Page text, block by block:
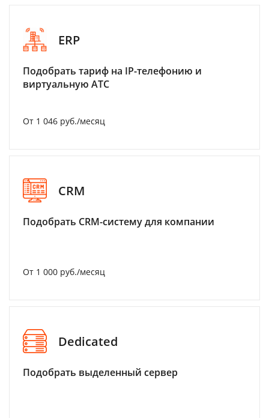
ERP
Подобрать тариф на IP-телефонию и
виртуальную АТС
От 1 046 руб./месяц
CRM
Подобрать CRM-систему для компании
От 1 000 руб./месяц
Dedicated
Подобрать выделенный сервер